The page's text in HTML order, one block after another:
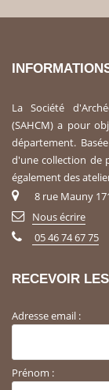
La Société
(SAHCM) a pour
département.
d'une collection de
également des
8 rue Mauny
Nous écrire
05 46 74 67 75
RECEVOIR
Adresse email :
Prénom :